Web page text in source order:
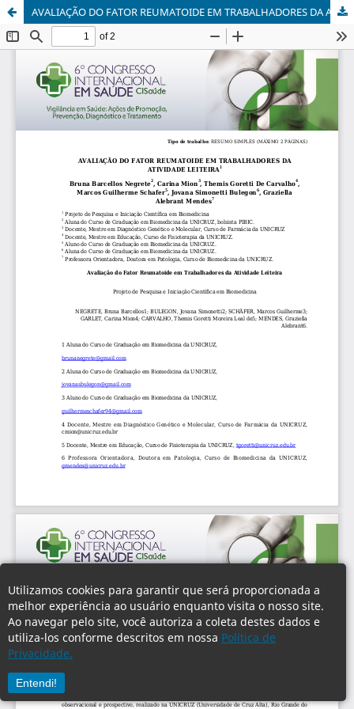
Utilizamos cookies para garantir que será proporcionada a
melhor experiência ao usuário enquanto visita o nosso site.
Ao navegar pelo site, você autoriza a coleta destes dados e
utiliza-los conforme descritos em nossa Política de
Privacidade.
Entendi!
AVALIAÇÃO DO FATOR REUMATOIDE EM TRABALHADORES DA ATIVIDADE LEITEIRA